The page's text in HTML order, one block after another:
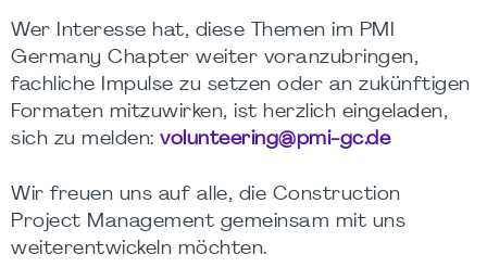
Wer Interesse hat, diese Themen im PMI
Germany Chapter weiter voranzubringen,
fachliche Impulse zu setzen oder an zukünftigen
Formaten mitzuwirken, ist herzlich eingeladen,
sich zu melden: volunteering@pmi-gc.de
Wir freuen uns auf alle, die Construction
Project Management gemeinsam mit uns
weiterentwickeln möchten.